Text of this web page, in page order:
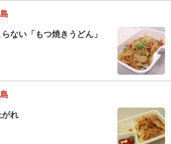
ない「もつ焼きうどん」
れ